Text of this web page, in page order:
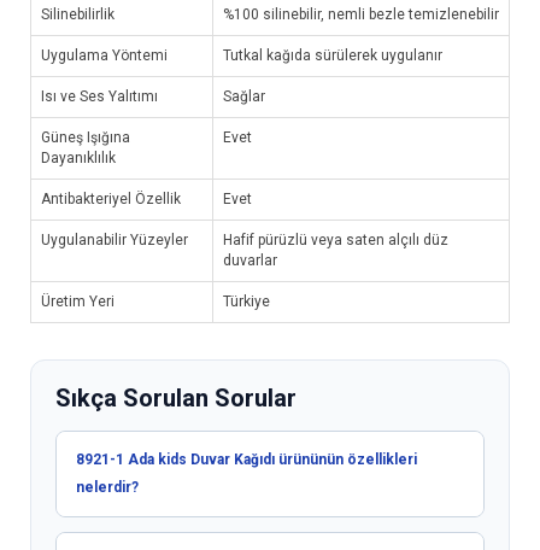
Silinebilirlik %100 silinebilir, nemli bezle temizlenebilir
Uygulama Yöntemi Tutkal kağıda sürülerek uygulanır
Isı ve Ses Yalıtımı Sağlar
Güneş Işığına
Dayanıklılık
Evet
Antibakteriyel Özellik Evet
Uygulanabilir Yüzeyler
Hafif pürüzlü veya saten alçılı düz
duvarlar
Üretim Yeri Türkiye
Sıkça Sorulan Sorular
8921-1 Ada kids Duvar Kağıdı ürününün özellikleri
nelerdir?